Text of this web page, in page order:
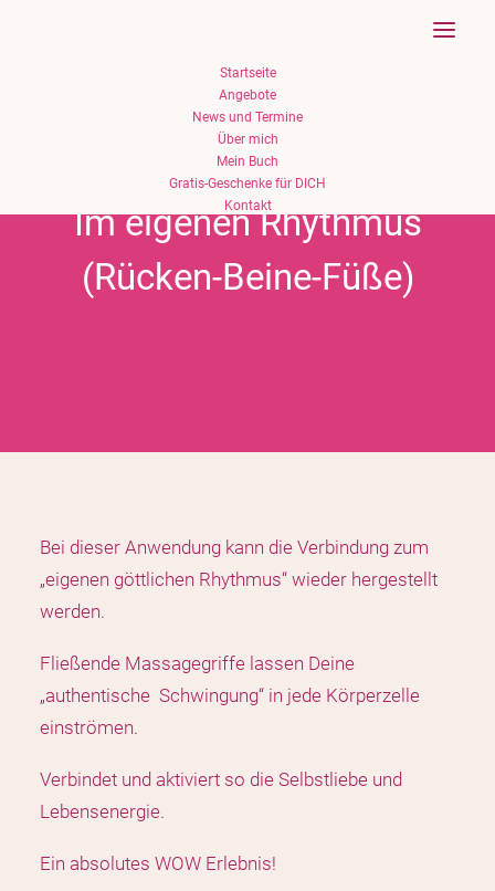
Startseite
Angebote
News und Termine
Über mich
Mein Buch
Gratis-Geschenke für DICH
Kontakt
Im eigenen Rhythmus
(Rücken-Beine-Füße)
Bei dieser Anwendung kann die Verbindung zum
„eigenen göttlichen Rhythmus“ wieder hergestellt
werden.
Fließende Massagegriffe lassen Deine
„authentische Schwingung“ in jede Körperzelle
einströmen.
Verbindet und aktiviert so die Selbstliebe und
Lebensenergie.
Ein absolutes WOW Erlebnis!